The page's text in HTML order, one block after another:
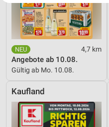
4,7 km
Angebote ab 10.08.
Gültig ab Mo. 10.08.
Kaufland
Website/App.
Partnerliste anzeigen (1 IAB-
Wir nutzen Ihre Daten für folgende
Speichern von oder Zugriff
auf einem Endgerät
Verwendung reduzierter
Werbeanzeigen
Erstellung von Profilen für
Werbung